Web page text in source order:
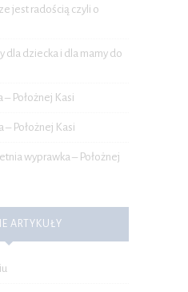
jest radością czyli o
dla dziecka i dla mamy do
– Położnej Kasi
– Położnej Kasi
wyprawka – Położnej
ARTYKUŁY